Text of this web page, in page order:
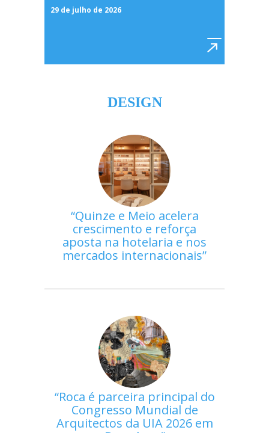
29 de julho de 2026
DESIGN
Quinze e Meio acelera
crescimento e reforça
aposta na hotelaria e nos
mercados internacionais
Roca é parceira principal do
Congresso Mundial de
Arquitectos da UIA 2026 em